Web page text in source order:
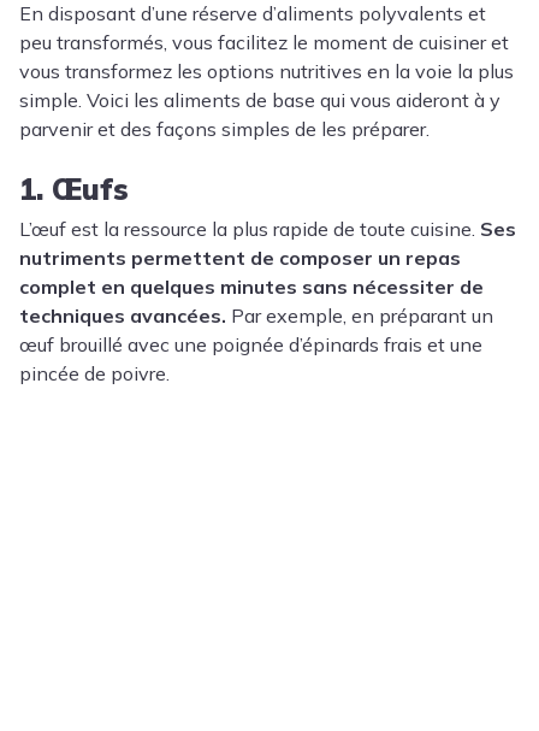
En disposant d’une réserve d’aliments polyvalents et
peu transformés, vous facilitez le moment de cuisiner et
vous transformez les options nutritives en la voie la plus
simple. Voici les aliments de base qui vous aideront à y
parvenir et des façons simples de les préparer.
1. Œufs
L’œuf est la ressource la plus rapide de toute cuisine. Ses
nutriments permettent de composer un repas
complet en quelques minutes sans nécessiter de
techniques avancées. Par exemple, en préparant un
œuf brouillé avec une poignée d’épinards frais et une
pincée de poivre.